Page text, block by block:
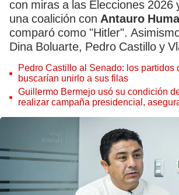
con miras a las Elecciones 2026
una coalición con Antauro
comparó como "Hitler".
Dina Boluarte, Pedro Castillo y
Pedro Castillo al Senado: los partidos
buscarían unirlo a sus filas
Guillermo Bermejo usó su condición
realizar campaña presidencial,